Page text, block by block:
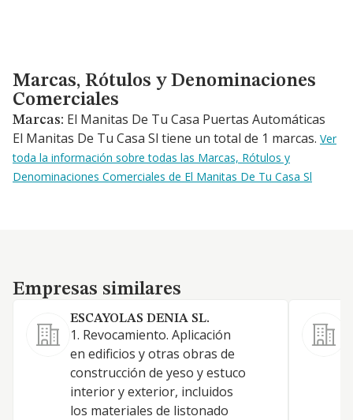
Marcas, Rótulos y Denominaciones Comerciales
Marcas, Rótulos y Denominaciones
Comerciales
Marcas: El Manitas De Tu Casa Puertas Automáticas
El Manitas De Tu Casa Sl tiene un total de 1 marcas. Ver
toda la información sobre todas las Marcas, Rótulos y
Denominaciones Comerciales de El Manitas De Tu Casa Sl
Empresas similares
Empresas similares
ESCAYOLAS DENIA SL.
1. Revocamiento. Aplicación
en edificios y otras obras de
construcción de yeso y estuco
interior y exterior, incluidos
los materiales de listonado